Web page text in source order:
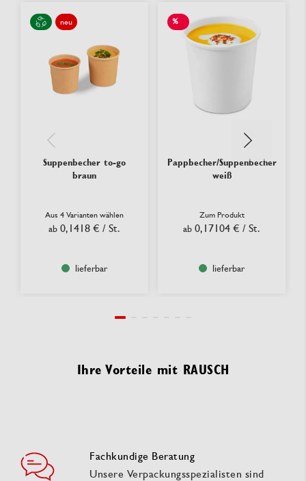
neu
Suppenbecher to-go
braun
Aus 4 Varianten wählen
ab 0,1418 € / St.
lieferbar
%
Pappbecher/Suppenbecher
weiß
Zum Produkt
ab 0,17104 € / St.
lieferbar
Ihre Vorteile mit RAUSCH
Fachkundige Beratung
Unsere Verpackungsspezialisten sind